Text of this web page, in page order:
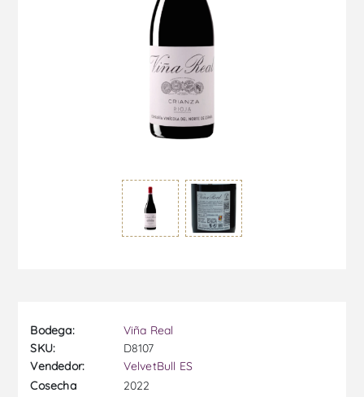
Bodega:
Viña Real
SKU:
D8107
Vendedor:
VelvetBull ES
Cosecha
2022